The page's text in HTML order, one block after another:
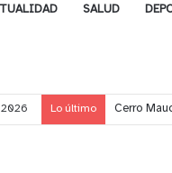
SALUD
2026 Lo último Cerro